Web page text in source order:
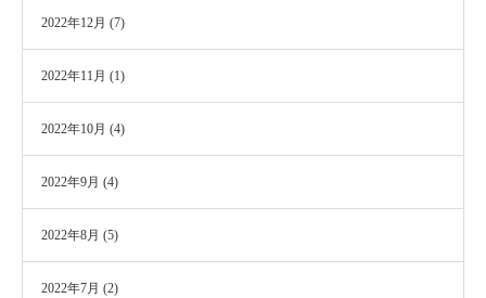
2022年12月 (7)
2022年11月 (1)
2022年10月 (4)
2022年9月 (4)
2022年8月 (5)
2022年7月 (2)